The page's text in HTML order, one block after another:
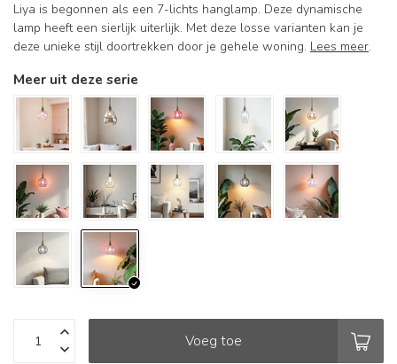
Liya is begonnen als een 7-lichts hanglamp. Deze dynamische
lamp heeft een sierlijk uiterlijk. Met deze losse varianten kan je
deze unieke stijl doortrekken door je gehele woning. Lees meer.
Meer uit deze serie
Voeg toe